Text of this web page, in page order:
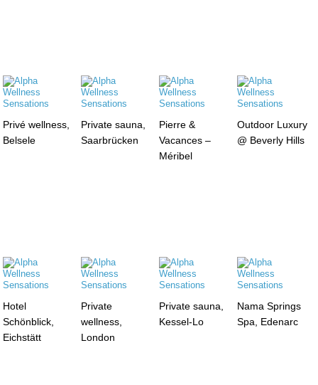
Privé wellness,
Belsele
Private sauna,
Saarbrücken
Pierre &
Vacances –
Méribel
Outdoor Luxury
@ Beverly Hills
Hotel
Schönblick,
Eichstätt
Private
wellness,
London
Private sauna,
Kessel-Lo
Nama Springs
Spa, Edenarc